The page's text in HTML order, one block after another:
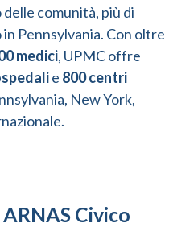
comunità, più di
Pennsylvania. Con oltre
medici, UPMC offre
e 800 centri
New York,
Civico